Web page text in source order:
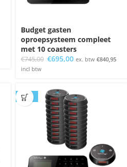
Budget gasten
oproepsysteem compleet
met 10 coasters
€745,00 Oorspronkelijke
€745,00.
€695,00Huidige
ex. btw €840,95
incl btw
SALE